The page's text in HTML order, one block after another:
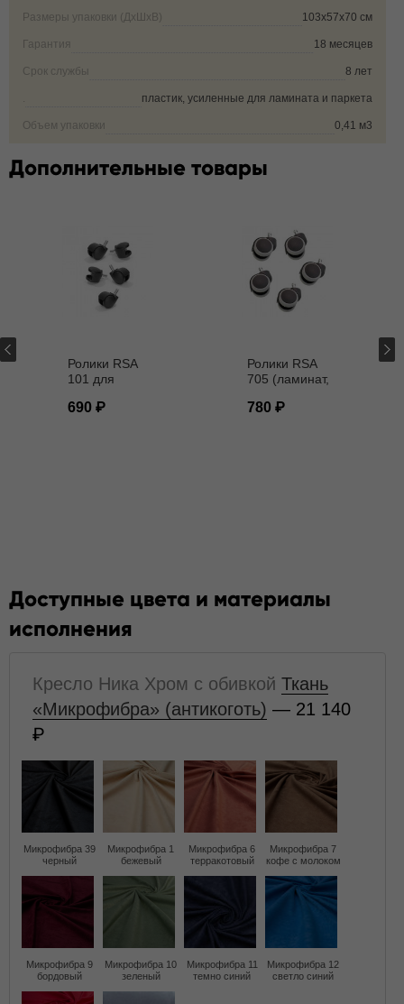
Размеры упаковки (ДxШxВ) 103x57x70 см
Гарантия 18 месяцев
Срок службы 8 лет
. пластик, усиленные для ламината и паркета
Объем упаковки 0,41 м3
Дополнительные товары
Ролики RSA
101 для
мм
690
Ролики RSA
705 (ламинат,
мм
780
Доступные цвета и материалы
исполнения
Кресло Ника Хром с обивкой Ткань
«Микрофибра» (антикоготь) — 21 140
Микрофибра 39
черный
Микрофибра 1
бежевый
Микрофибра 6
терракотовый
Микрофибра 7
кофе с молоком
Микрофибра 9
бордовый
Микрофибра 10
зеленый
Микрофибра 11
темно синий
Микрофибра 12
светло синий